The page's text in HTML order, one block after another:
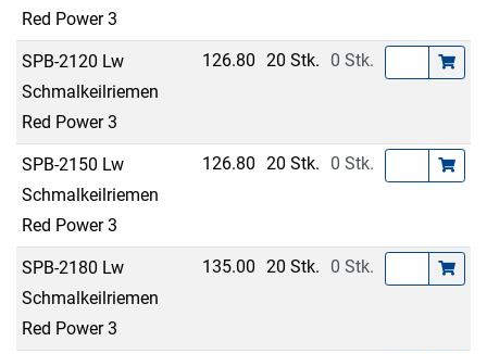
Red Power 3
SPB-2120 Lw
Schmalkeilriemen
Red Power 3
126.80 20 Stk. 0 Stk.
SPB-2150 Lw
Schmalkeilriemen
Red Power 3
126.80 20 Stk. 0 Stk.
SPB-2180 Lw
Schmalkeilriemen
Red Power 3
135.00 20 Stk. 0 Stk.